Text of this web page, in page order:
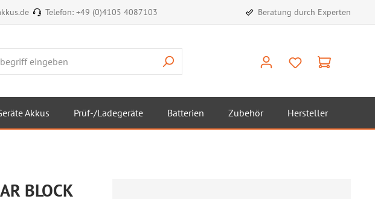
Telefon: +49 (0)4105 4087103 Beratung durch Experten
Akkus Prüf-/Ladegeräte Batterien Zubehör Hersteller
BLOCK